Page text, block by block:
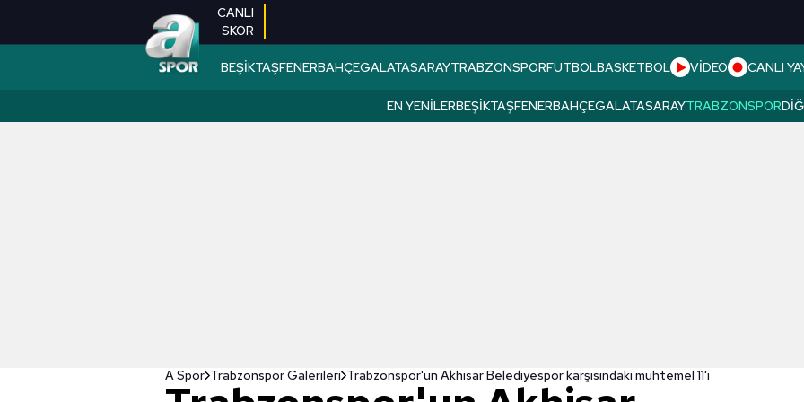
CANLI
SKOR
BEŞİKTAŞFENERBAHÇEGALATASARAYTRABZONSPORFUTBOLBASKETBOL VİDEO CANLI
EN YENILERBEŞIKTAŞFENERBAHÇEGALATASARAYTRABZONSPOR
A Spor Trabzonspor Galerileri Trabzonspor'un Akhisar Belediyespor karşısındaki muhtemel 11'i